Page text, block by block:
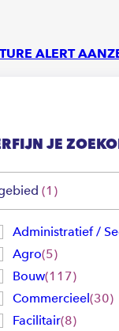
ALERT
JE
1
Administratief /
Agro 5
Bouw 117
Commercieel 30
Facilitair 8